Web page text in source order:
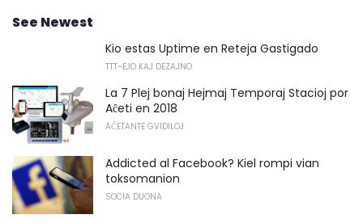
See Newest
Kio estas Uptime en Reteja Gastigado
TTT-EJO KAJ DEZAJNO
La 7 Plej bonaj Hejmaj Temporaj Stacioj por
Aĉeti en 2018
AĈETANTE GVIDILOJ
Addicted al Facebook? Kiel rompi vian
toksomanion
SOCIA DUONA